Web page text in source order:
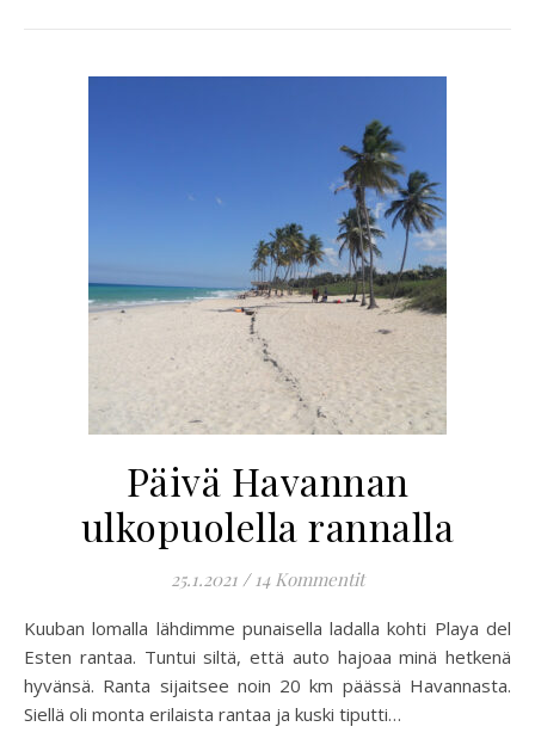
Päivä Havannan
ulkopuolella rannalla
25.1.2021 / 14 Kommentit
Kuuban lomalla lähdimme punaisella ladalla kohti Playa del
Esten rantaa. Tuntui siltä, että auto hajoaa minä hetkenä
hyvänsä. Ranta sijaitsee noin 20 km päässä Havannasta.
Siellä oli monta erilaista rantaa ja kuski tiputti…